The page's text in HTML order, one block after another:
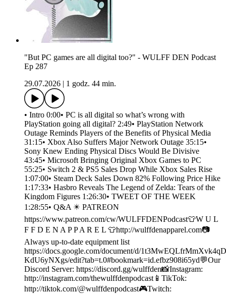
"But PC games are all digital too?" - WULFF DEN Podcast
Ep 287
29.07.2026
1 godz. 44 min.
• Intro 0:00• PC is all digital so what’s wrong with
PlayStation going all digital? 2:49• PlayStation Network
Outage Reminds Players of the Benefits of Physical Media
31:15• Xbox Also Suffers Major Network Outage 35:15•
Sony Knew Ending Physical Discs Would Be Divisive
43:45• Microsoft Bringing Original Xbox Games to PC
55:25• Switch 2 & PS5 Sales Drop While Xbox Sales Rise
1:07:00• Steam Deck Sales Down 82% Following Price Hike
1:17:33• Hasbro Reveals The Legend of Zelda: Tears of the
Kingdom Figures 1:26:30• TWEET OF THE WEEK
1:28:55• Q&A ✴️ PATREON
https://www.patreon.com/cw/WULFFDENPodcast👕W U L
F F D E N A P P A R E L 👕http://wulffdenapparel.com📷
Always up-to-date equipment list
https://docs.google.com/document/d/
KdU6yNXgs/edit?tab=t.0#bookmark=id.efbz908i65yd💬Our
Discord Server: https://discord.gg/wulffden📸Instagram:
http://instagram.com/thewulffdenpodcast📱TikTok:
http://tiktok.com/@wulffdenpodcast🎮Twitch: